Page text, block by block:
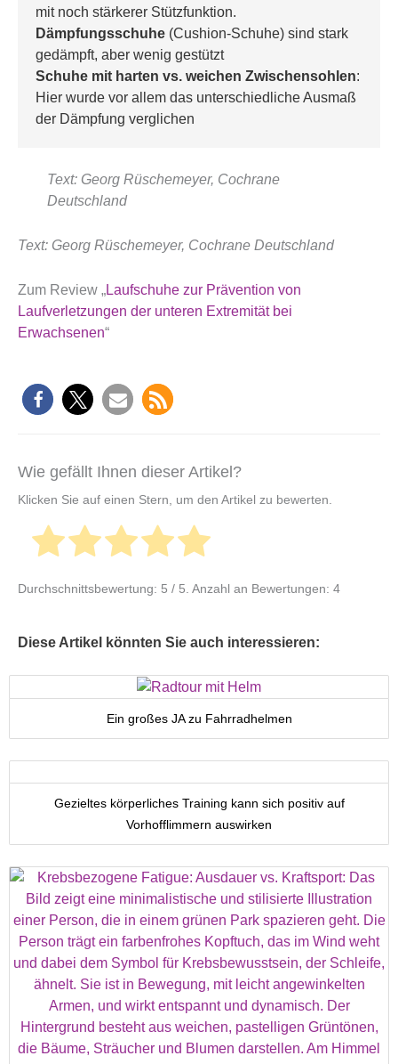
mit noch stärkerer Stützfunktion.
Dämpfungsschuhe (Cushion-Schuhe) sind stark
gedämpft, aber wenig gestützt
Schuhe mit harten vs. weichen Zwischensohlen:
Hier wurde vor allem das unterschiedliche Ausmaß
der Dämpfung verglichen
Text: Georg Rüschemeyer, Cochrane
Deutschland
Text: Georg Rüschemeyer, Cochrane Deutschland
Zum Review „Laufschuhe zur Prävention von
Laufverletzungen der unteren Extremität bei
Erwachsenen“
Wie gefällt Ihnen dieser Artikel?
Klicken Sie auf einen Stern, um den Artikel zu bewerten.
Durchschnittsbewertung: 5 / 5. Anzahl an Bewertungen: 4
Diese Artikel könnten Sie auch interessieren:
Ein großes JA zu Fahrradhelmen
Gezieltes körperliches Training kann sich positiv auf
Vorhofflimmern auswirken